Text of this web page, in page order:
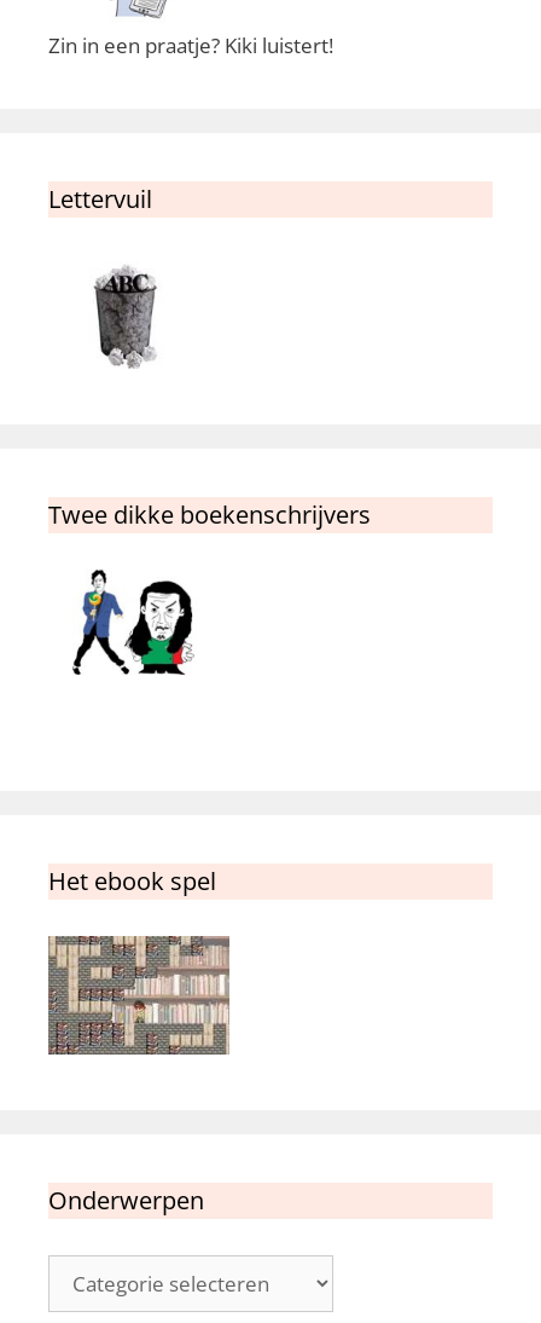
Zin in een praatje? Kiki luistert!
Lettervuil
Twee dikke boekenschrijvers
Het ebook spel
Onderwerpen
Onderwerpen